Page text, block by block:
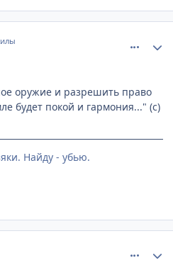
оружие и разрешить право
будет покой и гармония..." (с)
Найду - убью.